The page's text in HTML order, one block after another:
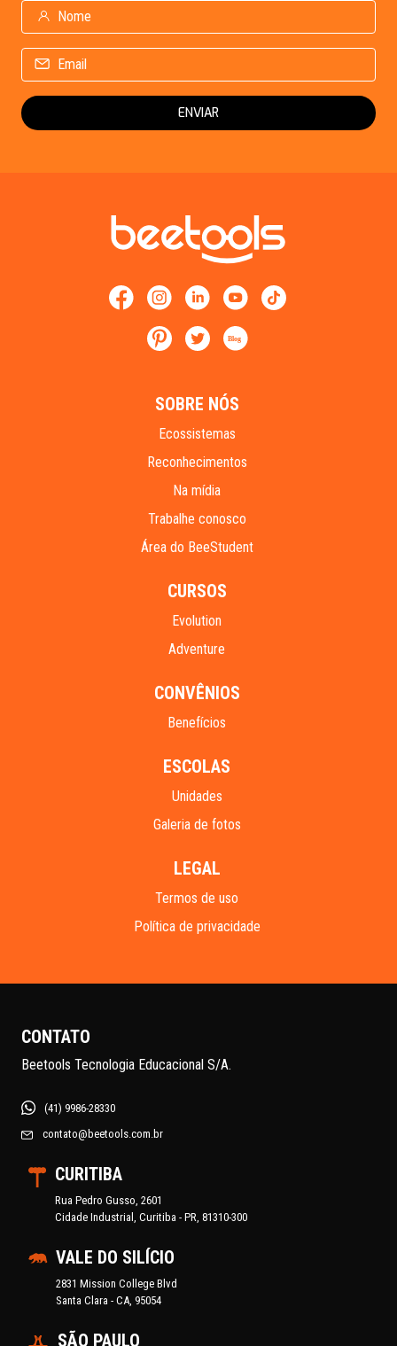
ENVIAR
Blog
SOBRE NÓS
Ecossistemas
Reconhecimentos
Na mídia
Trabalhe conosco
Área do BeeStudent
CURSOS
Evolution
Adventure
CONVÊNIOS
Benefícios
ESCOLAS
Unidades
Galeria de fotos
LEGAL
Termos de uso
Política de privacidade
CONTATO
Beetools Tecnologia Educacional S/A.
(41) 9986-28330
contato@beetools.com.br
CURITIBA
Rua Pedro Gusso, 2601
Cidade Industrial, Curitiba - PR, 81310-300
VALE DO SILÍCIO
2831 Mission College Blvd
Santa Clara - CA, 95054
SÃO PAULO